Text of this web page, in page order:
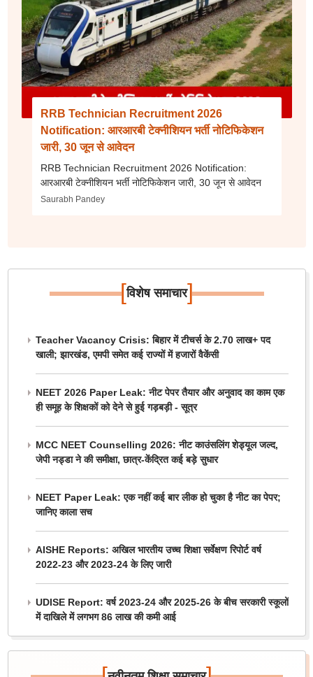
RRB Technician Recruitment 2026
Notification: आरआरबी टेक्नीशियन भर्ती नोटिफिकेशन
जारी, 30 जून से आवेदन
RRB Technician Recruitment 2026 Notification:
आरआरबी टेक्नीशियन भर्ती नोटिफिकेशन जारी, 30 जून से आवेदन
Saurabh Pandey
[विशेष समाचार]
Teacher Vacancy Crisis: बिहार में टीचर्स के 2.70 लाख+ पद
खाली; झारखंड, एमपी समेत कई राज्यों में हजारों वैकेंसी
NEET 2026 Paper Leak: नीट पेपर तैयार और अनुवाद का काम एक
ही समूह के शिक्षकों को देने से हुई गड़बड़ी - सूत्र
MCC NEET Counselling 2026: नीट काउंसलिंग शेड्यूल जल्द,
जेपी नड्डा ने की समीक्षा, छात्र-केंद्रित कई बड़े सुधार
NEET Paper Leak: एक नहीं कई बार लीक हो चुका है नीट का पेपर;
जानिए काला सच
AISHE Reports: अखिल भारतीय उच्च शिक्षा सर्वेक्षण रिपोर्ट वर्ष
2022-23 और 2023-24 के लिए जारी
UDISE Report: वर्ष 2023-24 और 2025-26 के बीच सरकारी स्कूलों
में दाखिले में लगभग 86 लाख की कमी आई